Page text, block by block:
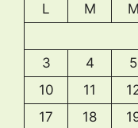
L
M M
3
4 5
10
11
17
18